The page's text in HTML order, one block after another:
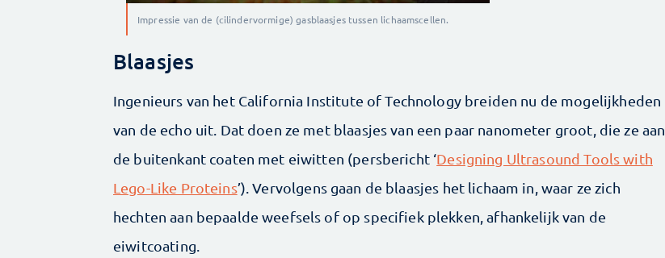
Impressie van de (cilindervormige) gasblaasjes tussen lichaamscellen.
Blaasjes
Ingenieurs van het California Institute of Technology breiden nu de mogelijkheden
van de echo uit. Dat doen ze met blaasjes van een paar nanometer groot, die ze aan
de buitenkant coaten met eiwitten (persbericht ‘Designing Ultrasound Tools with
Lego-Like Proteins’). Vervolgens gaan de blaasjes het lichaam in, waar ze zich
hechten aan bepaalde weefsels of op specifiek plekken, afhankelijk van de
eiwitcoating.